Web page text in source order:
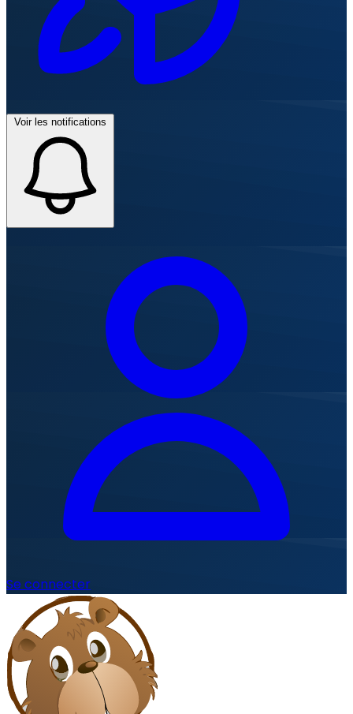
Voir les notifications
Se connecter